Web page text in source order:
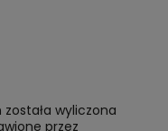
wyliczona
przez